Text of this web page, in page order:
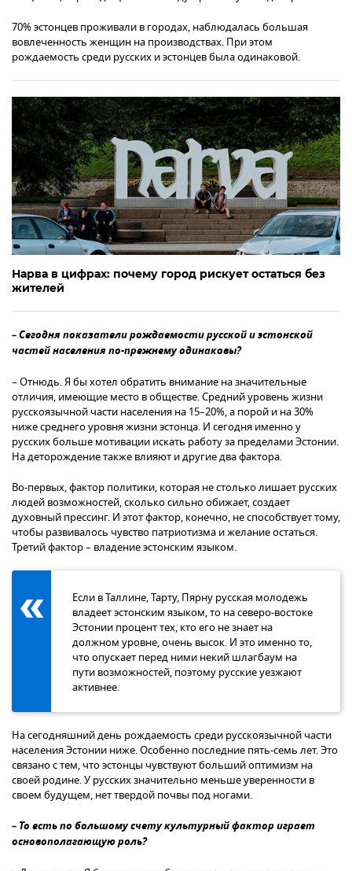
70% эстонцев проживали в городах, наблюдалась большая
вовлеченность женщин на производствах. При этом
рождаемость среди русских и эстонцев была одинаковой.
Нарва в цифрах: почему город рискует остаться без
жителей
– Сегодня показатели рождаемости русской и эстонской
частей населения по-прежнему одинаковы?
– Отнюдь. Я бы хотел обратить внимание на значительные
отличия, имеющие место в обществе. Средний уровень жизни
русскоязычной части населения на 15–20%, а порой и на 30%
ниже среднего уровня жизни эстонца. И сегодня именно у
русских больше мотивации искать работу за пределами Эстонии.
На деторождение также влияют и другие два фактора.
Во-первых, фактор политики, которая не столько лишает русских
людей возможностей, сколько сильно обижает, создает
духовный прессинг. И этот фактор, конечно, не способствует тому,
чтобы развивалось чувство патриотизма и желание остаться.
Третий фактор – владение эстонским языком.
Если в Таллине, Тарту, Пярну русская молодежь
владеет эстонским языком, то на северо-востоке
Эстонии процент тех, кто его не знает на
должном уровне, очень высок. И это именно то,
что опускает перед ними некий шлагбаум на
пути возможностей, поэтому русские уезжают
активнее.
На сегодняшний день рождаемость среди русскоязычной части
населения Эстонии ниже. Особенно последние пять-семь лет. Это
связано с тем, что эстонцы чувствуют больший оптимизм на
своей родине. У русских значительно меньше уверенности в
своем будущем, нет твердой почвы под ногами.
– То есть по большому счету культурный фактор играет
основополагающую роль?